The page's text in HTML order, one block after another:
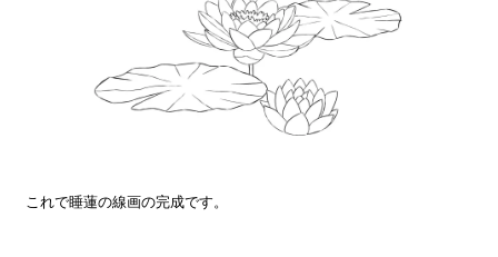
これで睡蓮の線画の完成です。